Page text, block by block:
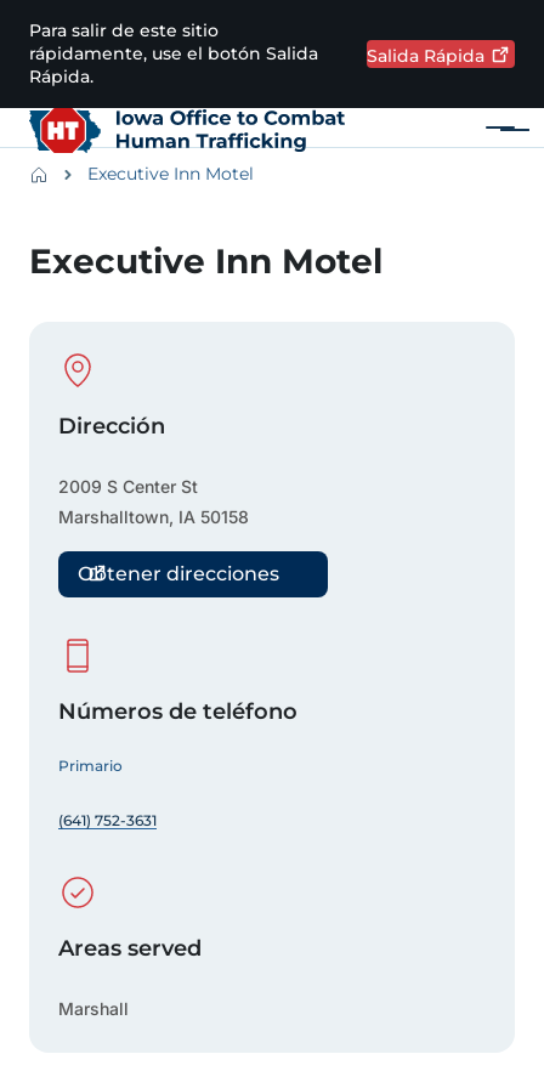
Pasar al contenido principal
Para salir de este sitio
rápidamente, use el botón Salida
Rápida.
Salida Rápida
Menú
BreadcrumbsExecutive Inn Motel
Executive Inn Motel
Physical Location
Dirección
2009 S Center St
Marshalltown, IA 50158
Obtener direcciones
Números de teléfono
Primario
(641) 752-3631
Areas served
Marshall